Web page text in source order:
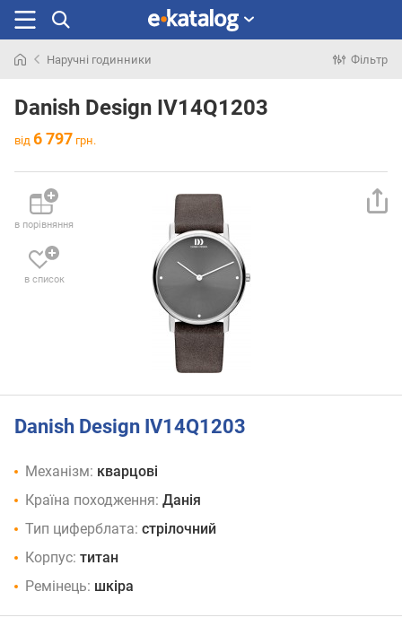
раніше
Наручні годинники Фільтр
Danish Design IV14Q1203
від 6 797 грн.
в порівняння
в список
Danish Design IV14Q1203
Механізм: кварцові
Країна походження: Данія
Тип циферблата: стрілочний
Корпус: титан
Ремінець: шкіра